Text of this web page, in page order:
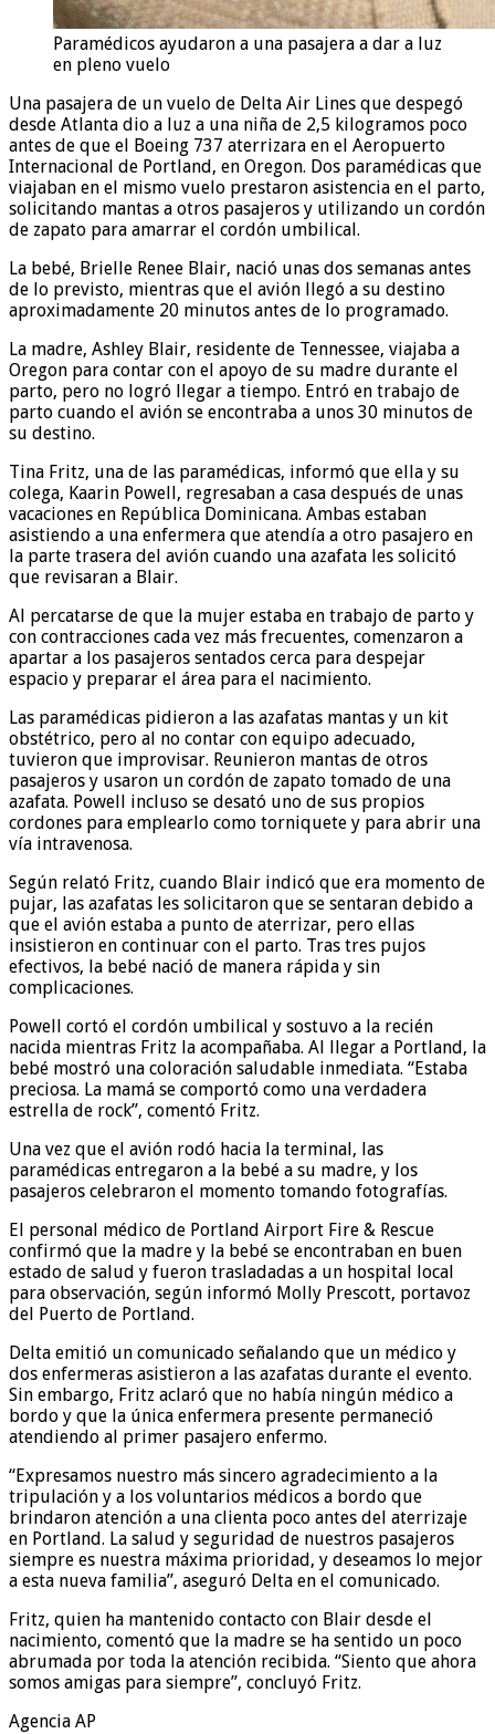
Paramédicos ayudaron a una pasajera a dar a luz
en pleno vuelo
Una pasajera de un vuelo de Delta Air Lines que despegó
desde Atlanta dio a luz a una niña de 2,5 kilogramos poco
antes de que el Boeing 737 aterrizara en el Aeropuerto
Internacional de Portland, en Oregon. Dos paramédicas que
viajaban en el mismo vuelo prestaron asistencia en el parto,
solicitando mantas a otros pasajeros y utilizando un cordón
de zapato para amarrar el cordón umbilical.
La bebé, Brielle Renee Blair, nació unas dos semanas antes
de lo previsto, mientras que el avión llegó a su destino
aproximadamente 20 minutos antes de lo programado.
La madre, Ashley Blair, residente de Tennessee, viajaba a
Oregon para contar con el apoyo de su madre durante el
parto, pero no logró llegar a tiempo. Entró en trabajo de
parto cuando el avión se encontraba a unos 30 minutos de
su destino.
Tina Fritz, una de las paramédicas, informó que ella y su
colega, Kaarin Powell, regresaban a casa después de unas
vacaciones en República Dominicana. Ambas estaban
asistiendo a una enfermera que atendía a otro pasajero en
la parte trasera del avión cuando una azafata les solicitó
que revisaran a Blair.
Al percatarse de que la mujer estaba en trabajo de parto y
con contracciones cada vez más frecuentes, comenzaron a
apartar a los pasajeros sentados cerca para despejar
espacio y preparar el área para el nacimiento.
Las paramédicas pidieron a las azafatas mantas y un kit
obstétrico, pero al no contar con equipo adecuado,
tuvieron que improvisar. Reunieron mantas de otros
pasajeros y usaron un cordón de zapato tomado de una
azafata. Powell incluso se desató uno de sus propios
cordones para emplearlo como torniquete y para abrir una
vía intravenosa.
Según relató Fritz, cuando Blair indicó que era momento de
pujar, las azafatas les solicitaron que se sentaran debido a
que el avión estaba a punto de aterrizar, pero ellas
insistieron en continuar con el parto. Tras tres pujos
efectivos, la bebé nació de manera rápida y sin
complicaciones.
Powell cortó el cordón umbilical y sostuvo a la recién
nacida mientras Fritz la acompañaba. Al llegar a Portland, la
bebé mostró una coloración saludable inmediata. “Estaba
preciosa. La mamá se comportó como una verdadera
estrella de rock”, comentó Fritz.
Una vez que el avión rodó hacia la terminal, las
paramédicas entregaron a la bebé a su madre, y los
pasajeros celebraron el momento tomando fotografías.
El personal médico de Portland Airport Fire & Rescue
confirmó que la madre y la bebé se encontraban en buen
estado de salud y fueron trasladadas a un hospital local
para observación, según informó Molly Prescott, portavoz
del Puerto de Portland.
Delta emitió un comunicado señalando que un médico y
dos enfermeras asistieron a las azafatas durante el evento.
Sin embargo, Fritz aclaró que no había ningún médico a
bordo y que la única enfermera presente permaneció
atendiendo al primer pasajero enfermo.
“Expresamos nuestro más sincero agradecimiento a la
tripulación y a los voluntarios médicos a bordo que
brindaron atención a una clienta poco antes del aterrizaje
en Portland. La salud y seguridad de nuestros pasajeros
siempre es nuestra máxima prioridad, y deseamos lo mejor
a esta nueva familia”, aseguró Delta en el comunicado.
Fritz, quien ha mantenido contacto con Blair desde el
nacimiento, comentó que la madre se ha sentido un poco
abrumada por toda la atención recibida. “Siento que ahora
somos amigas para siempre”, concluyó Fritz.
Agencia AP